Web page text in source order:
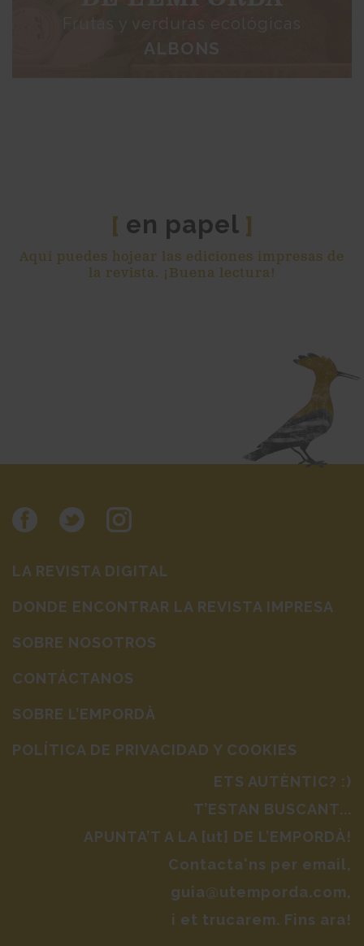
Frutas y verduras ecológicas
ALBONS
[ en papel ]
Aquí puedes hojear las ediciones impresas de
la revista. ¡Buena lectura!
LA REVISTA DIGITAL
DONDE ENCONTRAR LA REVISTA IMPRESA
SOBRE NOSOTROS
CONTÁCTANOS
SOBRE L’EMPORDÀ
POLÍTICA DE PRIVACIDAD Y COOKIES
ETS AUTÈNTIC? :)
T’ESTAN BUSCANT...
APUNTA’T A LA [ut] DE L’EMPORDÀ!
Contacta'ns per email,
guia@utemporda.com,
i et trucarem. Fins ara!